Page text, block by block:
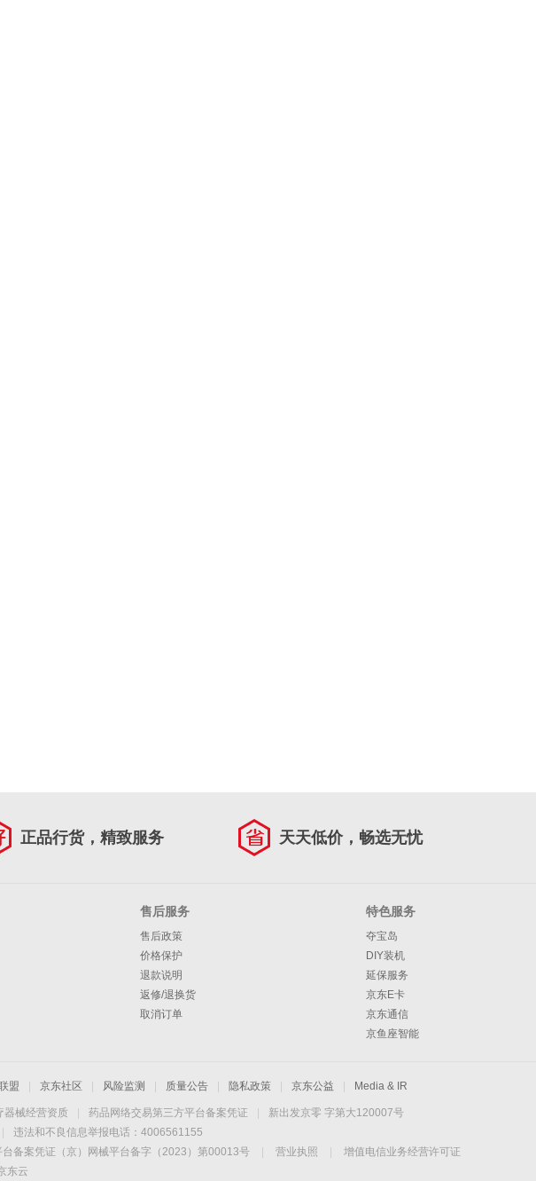
正品行货，精致服务 天天低价，畅选无忧
售后服务
售后政策
价格保护
退款说明
返修/退换货
取消订单
特色服务
夺宝岛
DIY装机
延保服务
京东E卡
京东通信
京鱼座智能
盟 京东社区 风险监测 质量公告 隐私政策 京东公益 Media & IR
器械经营资质 药品网络交易第三方平台备案凭证
新出发京零 字第大120007号
违法和不良信息举报电话：4006561155
台备案凭证（京）网械平台备字（2023）第00013号 营业执照
增值电信业务经营许可证
东云